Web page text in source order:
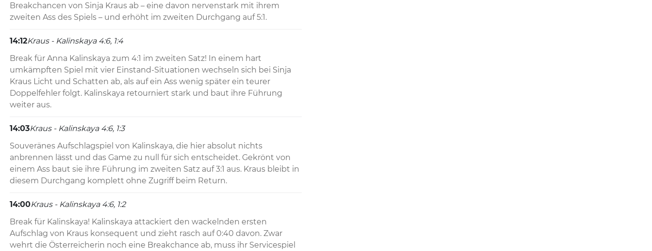
Breakchancen von Sinja Kraus ab – eine davon nervenstark mit ihrem
zweiten Ass des Spiels – und erhöht im zweiten Durchgang auf 5:1.
14:12Kraus - Kalinskaya 4:6, 1:4
Break für Anna Kalinskaya zum 4:1 im zweiten Satz! In einem hart
umkämpften Spiel mit vier Einstand-Situationen wechseln sich bei Sinja
Kraus Licht und Schatten ab, als auf ein Ass wenig später ein teurer
Doppelfehler folgt. Kalinskaya retourniert stark und baut ihre Führung
weiter aus.
14:03Kraus - Kalinskaya 4:6, 1:3
Souveränes Aufschlagspiel von Kalinskaya, die hier absolut nichts
anbrennen lässt und das Game zu null für sich entscheidet. Gekrönt von
einem Ass baut sie ihre Führung im zweiten Satz auf 3:1 aus. Kraus bleibt in
diesem Durchgang komplett ohne Zugriff beim Return.
14:00Kraus - Kalinskaya 4:6, 1:2
Break für Kalinskaya! Kalinskaya attackiert den wackelnden ersten
Aufschlag von Kraus konsequent und zieht rasch auf 0:40 davon. Zwar
wehrt die Österreicherin noch eine Breakchance ab, muss ihr Servicespiel